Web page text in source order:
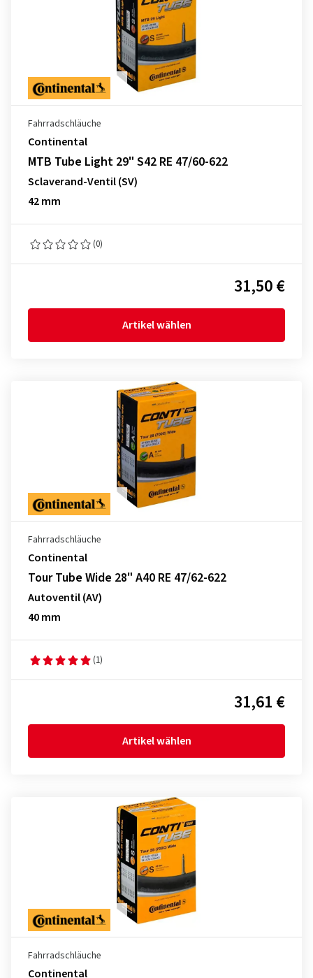
Fahrradschläuche
Continental
MTB Tube Light 29" S42 RE 47/60-622
Sclaverand-Ventil (SV)
42 mm
(0)
31,50 €
Artikel wählen
Fahrradschläuche
Continental
Tour Tube Wide 28" A40 RE 47/62-622
Autoventil (AV)
40 mm
(1)
31,61 €
Artikel wählen
Fahrradschläuche
Continental